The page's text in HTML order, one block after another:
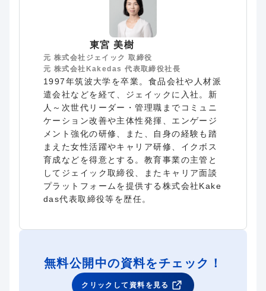
東宮 美樹
元 株式会社ジェイック 取締役
元 株式会社Kakedas 代表取締役社長
1997年筑波大学を卒業。食品会社や人材派
遣会社などを経て、ジェイックに入社。新
人～次世代リーダー・管理職までコミュニ
ケーション改善や主体性発揮、エンゲージ
メント強化の研修、また、自身の経験も踏
まえた女性活躍やキャリア研修、イクボス
育成などを得意とする。教育事業の主管と
してジェイック取締役、またキャリア面談
プラットフォームを提供する株式会社Kake
das代表取締役等を歴任。
無料公開中の資料をチェック！
クリックして資料を見る